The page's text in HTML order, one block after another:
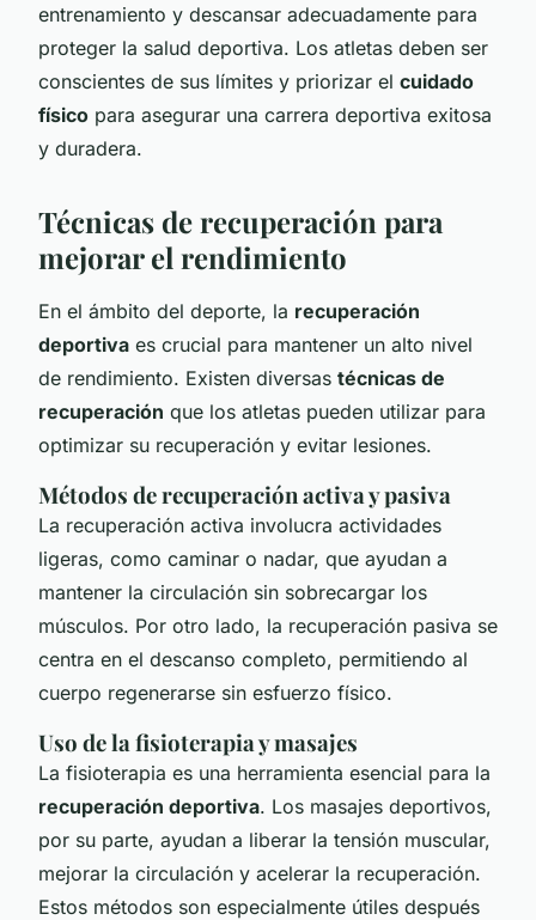
entrenamiento y descansar adecuadamente para
proteger la salud deportiva. Los atletas deben ser
conscientes de sus límites y priorizar el cuidado
físico para asegurar una carrera deportiva exitosa
y duradera.
Técnicas de recuperación para
mejorar el rendimiento
En el ámbito del deporte, la recuperación
deportiva es crucial para mantener un alto nivel
de rendimiento. Existen diversas técnicas de
recuperación que los atletas pueden utilizar para
optimizar su recuperación y evitar lesiones.
Métodos de recuperación activa y pasiva
La recuperación activa involucra actividades
ligeras, como caminar o nadar, que ayudan a
mantener la circulación sin sobrecargar los
músculos. Por otro lado, la recuperación pasiva se
centra en el descanso completo, permitiendo al
cuerpo regenerarse sin esfuerzo físico.
Uso de la fisioterapia y masajes
La fisioterapia es una herramienta esencial para la
recuperación deportiva. Los masajes deportivos,
por su parte, ayudan a liberar la tensión muscular,
mejorar la circulación y acelerar la recuperación.
Estos métodos son especialmente útiles después